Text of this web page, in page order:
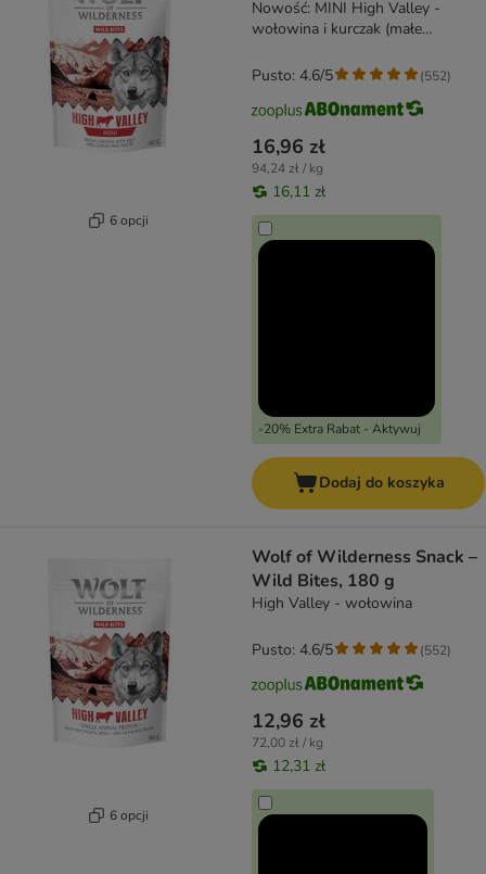
6 opcji
Nowość: MINI High Valley -
wołowina i kurczak (małe
16,96 zł
94,24 zł / kg
16,11 zł
-20% Extra Rabat - Aktywuj
Pusto: 4.6/5 (552)
Dodaj do koszyka
6 opcji
Wolf of Wilderness Snack –
Wild Bites, 180 g
High Valley - wołowina
12,96 zł
72,00 zł / kg
12,31 zł
Pusto: 4.6/5 (552)